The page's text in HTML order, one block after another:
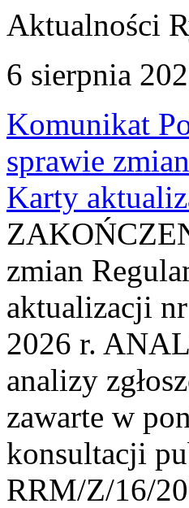
Aktualności
6 sierpnia
Komunikat
sprawie
Karty
zmian
aktualizacji
2026 r.
analizy
zawarte w
konsultacji
RRM/Z/16/